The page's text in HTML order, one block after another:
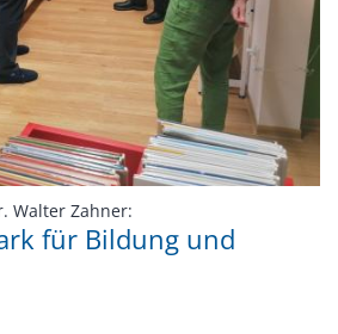
Walter Zahner:
für Bildung und